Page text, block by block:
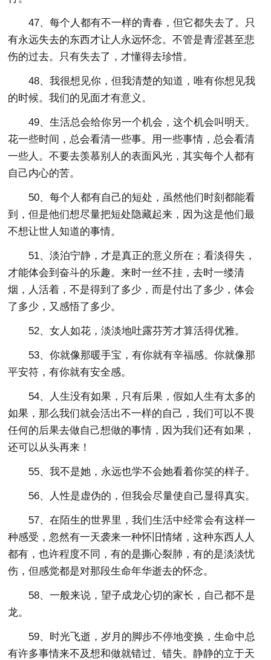
47、每个人都有不一样的青春，但它都失去了。只
有永远失去的东西才让人永远怀念。不管是青涩甚至悲
伤的过去。只有失去了，才懂得去珍惜。
48、我很想见你，但我清楚的知道，唯有你想见我
的时候。我们的见面才有意义。
49、生活总会给你另一个机会，这个机会叫明天。
花一些时间，总会看清一些事。用一些事情，总会看清
一些人。不要去羡慕别人的表面风光，其实每个人都有
自己内心的苦。
50、每个人都有自己的短处，虽然他们时刻都能看
到，但是他们想尽量把短处隐藏起来，因为这是他们最
不想让世人知道的事情。
51、淡泊宁静，才是真正的意义所在；看淡得失，
才能体会到奋斗的乐趣。来时一丝不挂，去时一缕清
烟，人活着，不是得到了多少，而是付出了多少，体会
了多少，又感悟了多少。
52、女人如花，淡淡地吐露芬芳才算活得优雅。
53、你就像那暖手宝，有你就有辛福感。你就像那
平安符，有你就有安全感。
54、人生没有如果，只有后果，假如人生有太多的
如果，那么我们就会活出不一样的自己，我们可以不畏
任何的后果去做自己想做的事情，因为我们还有如果，
还可以从头再来！
55、我不是她，永远也学不会她看着你笑的样子。
56、人性是虚伪的，但我会尽量使自己显得真实。
57、在陌生的世界里，我们生活中经常会有这样一
种感受，忽然有一天袭来一种怀旧情绪，这种东西人人
都有，也许程度不同，有的是撕心裂肺，有的是淡淡忧
伤，但感觉都是对那段生命年华逝去的怀念。
58、一般来说，望子成龙心切的家长，自己都不是
龙。
59、时光飞逝，岁月的脚步不停地变换，生命中总
有许多事情来不及想和做就错过、错失。静静的立于天